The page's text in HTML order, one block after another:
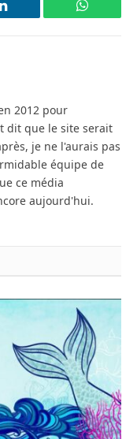
LinkedIn
2012 pour
dit que le site serait
je ne l'aurais pas
équipe de
ce média
aujourd'hui.